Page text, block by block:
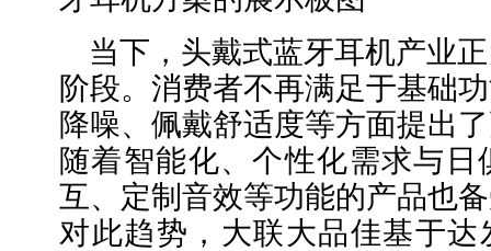
当下，头戴式蓝牙耳机产业
阶段。消费者不再满足于基础
降噪、佩戴舒适度等方面提出
随着智能化、个性化需求与日
互、定制音效等功能的产品也
对此趋势，大联大品佳基于达